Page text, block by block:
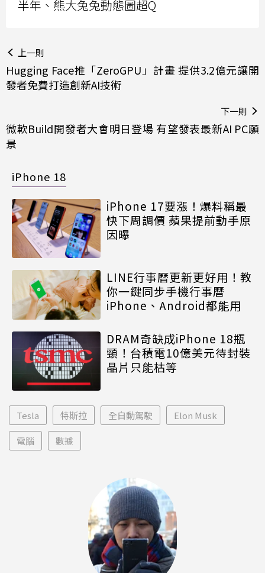
半年、熊大兔兔動態圖超Q
上一則
Hugging Face推「ZeroGPU」計畫 提供3.2億元讓開
發者免費打造創新AI技術
下一則
微軟Build開發者大會明日登場 有望發表最新AI PC願
景
iPhone 18
iPhone 17要漲！爆料稱最
快下周調價 蘋果提前動手原
因曝
LINE行事曆更新更好用！教
你一鍵同步手機行事曆
iPhone、Android都能用
DRAM奇缺成iPhone 18瓶
頸！台積電10億美元待封裝
晶片只能枯等
Tesla 特斯拉 全自動駕駛 Elon Musk
電腦 數據